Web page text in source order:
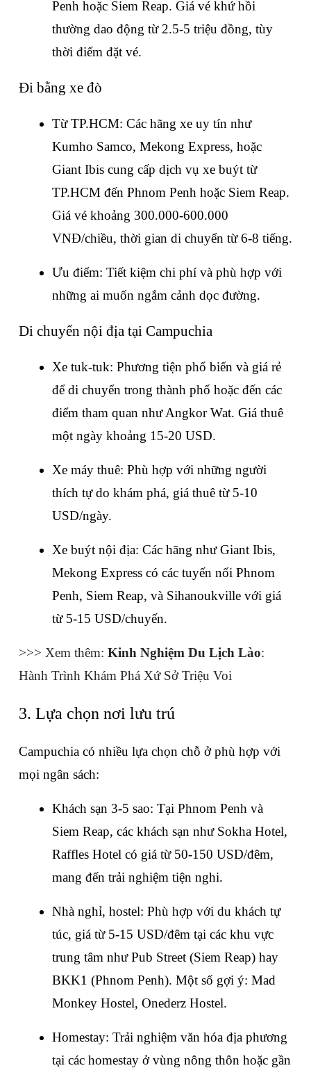
Penh hoặc Siem Reap. Giá vé khứ hồi
thường dao động từ 2.5-5 triệu đồng, tùy
thời điểm đặt vé.
Đi bằng xe đò
Từ TP.HCM: Các hãng xe uy tín như
Kumho Samco, Mekong Express, hoặc
Giant Ibis cung cấp dịch vụ xe buýt từ
TP.HCM đến Phnom Penh hoặc Siem Reap.
Giá vé khoảng 300.000-600.000
VNĐ/chiều, thời gian di chuyển từ 6-8 tiếng.
Ưu điểm: Tiết kiệm chi phí và phù hợp với
những ai muốn ngắm cảnh dọc đường.
Di chuyển nội địa tại Campuchia
Xe tuk-tuk: Phương tiện phổ biến và giá rẻ
để di chuyển trong thành phố hoặc đến các
điểm tham quan như Angkor Wat. Giá thuê
một ngày khoảng 15-20 USD.
Xe máy thuê: Phù hợp với những người
thích tự do khám phá, giá thuê từ 5-10
USD/ngày.
Xe buýt nội địa: Các hãng như Giant Ibis,
Mekong Express có các tuyến nối Phnom
Penh, Siem Reap, và Sihanoukville với giá
từ 5-15 USD/chuyến.
>>> Xem thêm: Kinh Nghiệm Du Lịch Lào:
Hành Trình Khám Phá Xứ Sở Triệu Voi
3. Lựa chọn nơi lưu trú
Campuchia có nhiều lựa chọn chỗ ở phù hợp với
mọi ngân sách:
Khách sạn 3-5 sao: Tại Phnom Penh và
Siem Reap, các khách sạn như Sokha Hotel,
Raffles Hotel có giá từ 50-150 USD/đêm,
mang đến trải nghiệm tiện nghi.
Nhà nghỉ, hostel: Phù hợp với du khách tự
túc, giá từ 5-15 USD/đêm tại các khu vực
trung tâm như Pub Street (Siem Reap) hay
BKK1 (Phnom Penh). Một số gợi ý: Mad
Monkey Hostel, Onederz Hostel.
Homestay: Trải nghiệm văn hóa địa phương
tại các homestay ở vùng nông thôn hoặc gần